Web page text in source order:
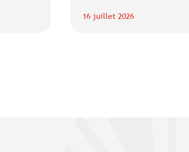
16 juillet 2026